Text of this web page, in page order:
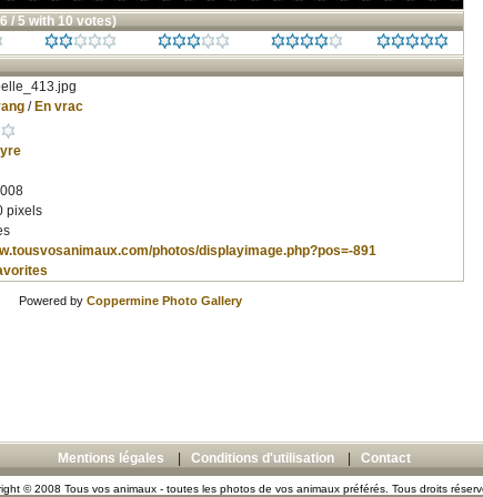
/ 5 with 10 votes)
/ En vrac
pixels
photos/displayimage.php?pos=-891
Powered by Coppermine Photo Gallery
Mentions légales Conditions d'utilisation Contact
© 2008 Tous vos animaux - toutes les photos de vos animaux préférés. Tous droits